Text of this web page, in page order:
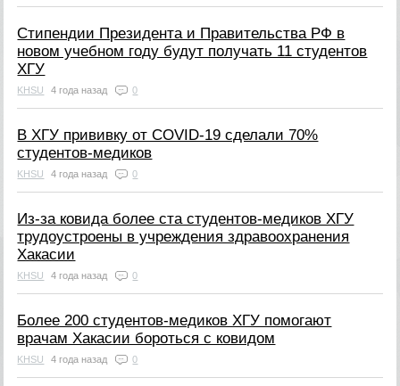
Стипендии Президента и Правительства РФ в
новом учебном году будут получать 11 студентов
ХГУ
KHSU 4 года назад 0
В ХГУ прививку от COVID-19 сделали 70%
студентов-медиков
KHSU 4 года назад 0
Из-за ковида более ста студентов-медиков ХГУ
трудоустроены в учреждения здравоохранения
Хакасии
KHSU 4 года назад 0
Более 200 студентов-медиков ХГУ помогают
врачам Хакасии бороться с ковидом
KHSU 4 года назад 0